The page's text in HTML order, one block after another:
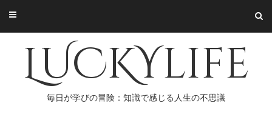
content
LUCKYlife
毎日が学びの冒険：知識で感じる人生の不思議